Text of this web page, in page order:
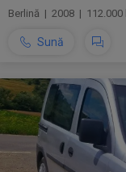
Berlină | 2008 |
Sună